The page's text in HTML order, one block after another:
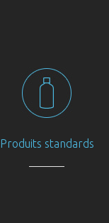
Produits standards